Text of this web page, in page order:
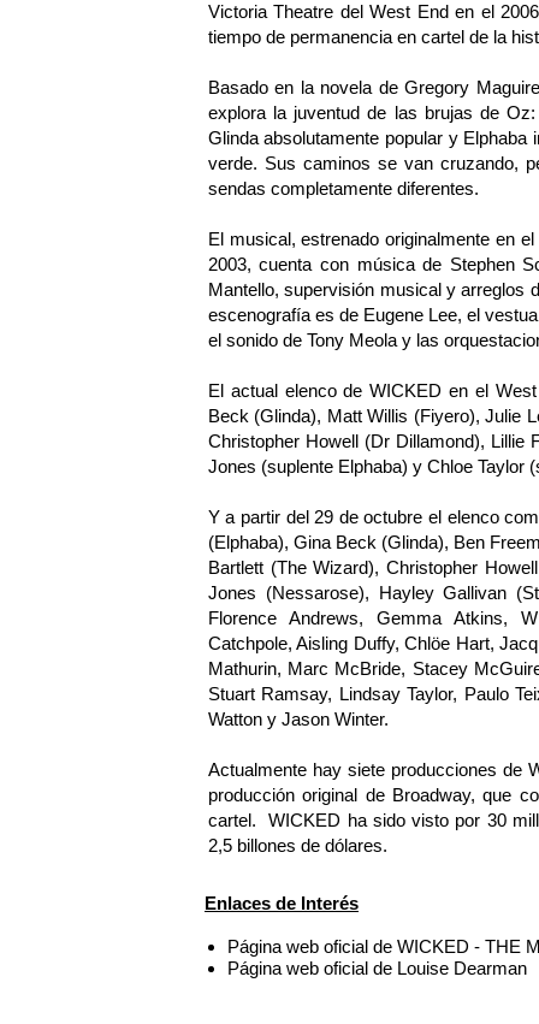
Victoria Theatre del West End en el
tiempo de permanencia en cartel de la
Basado en la novela de Gregory
explora la juventud de las brujas de
Glinda absolutamente popular y
verde. Sus caminos se van cruzando,
sendas completamente diferentes.
El musical, estrenado originalmente en
2003, cuenta con música de Stephen
Mantello, supervisión musical y arreglos
escenografía es de Eugene Lee, el
el sonido de Tony Meola y las
El actual elenco de WICKED en el
Beck (Glinda), Matt Willis (Fiyero), Julie
Christopher Howell (Dr Dillamond), Lillie
Jones (suplente Elphaba) y Chloe Taylor
Y a partir del 29 de octubre el elenco
(Elphaba), Gina Beck (Glinda), Ben
Bartlett (The Wizard), Christopher
Jones (Nessarose), Hayley Gallivan
Florence Andrews, Gemma Atkins,
Catchpole, Aisling Duffy, Chlöe Hart,
Mathurin, Marc McBride, Stacey
Stuart Ramsay, Lindsay Taylor, Paulo
Watton y Jason Winter.
Actualmente hay siete producciones de
producción original de Broadway, que
cartel. WICKED ha sido visto por 30
2,5 billones de dólares.
Enlaces de Interés
Página web oficial de WICKED - THE
Página web oficial de Louise Dearman